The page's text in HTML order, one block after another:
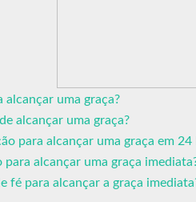
alcançar uma graça?
alcançar uma graça?
para alcançar uma graça em 24
alcançar uma graça
fé para alcançar a graça